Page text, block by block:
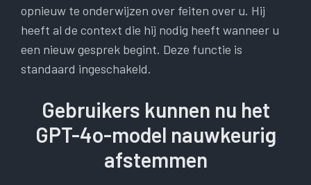
opnieuw te onderwijzen over feiten over u. Hij
heeft al de context die hij nodig heeft wanneer u
een nieuw gesprek begint. Deze functie is
standaard ingeschakeld.
Gebruikers kunnen nu het
GPT-4o-model nauwkeurig
afstemmen